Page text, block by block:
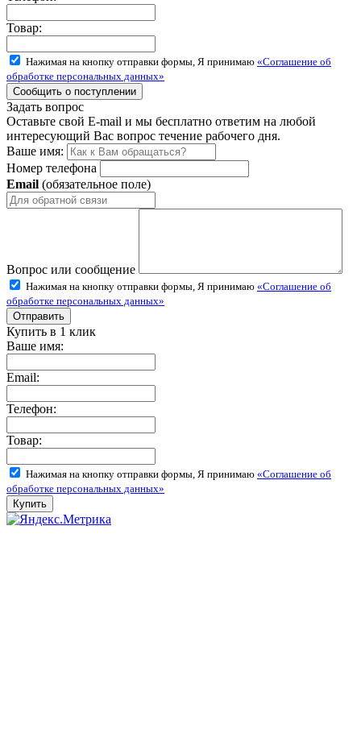
Товар:
Нажимая на кнопку отправки формы, Я принимаю «Соглашение об
обработке персональных данных»
Задать вопрос
Оставьте свой E-mail и мы бесплатно ответим на любой
интересующий Вас вопрос течение рабочего дня.
Ваше имя:
Номер телефона
Email (обязательное поле)
Вопрос или сообщение
Нажимая на кнопку отправки формы, Я принимаю «Соглашение об
обработке персональных данных»
Купить в 1 клик
Ваше имя:
Email:
Телефон:
Товар:
Нажимая на кнопку отправки формы, Я принимаю «Соглашение об
обработке персональных данных»